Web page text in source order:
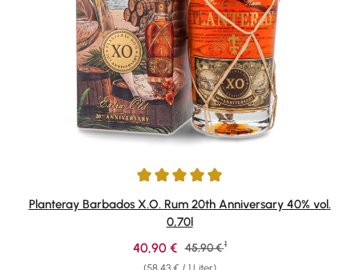
Durchschnittliche Bewertung von 4.91 von 5 Sternen
Planteray Barbados X.O. Rum 20th Anniversary 40% vol.
0,70l
Verkaufspreis:
40,90 € Regulärer Preis:
45,90 € 1